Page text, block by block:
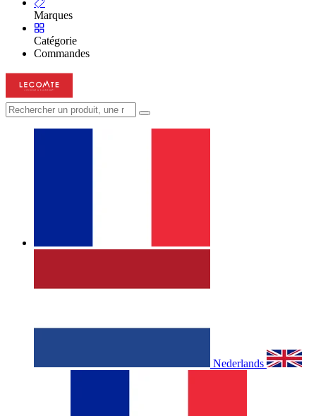
Marques
Catégorie
Commandes
Nederlands